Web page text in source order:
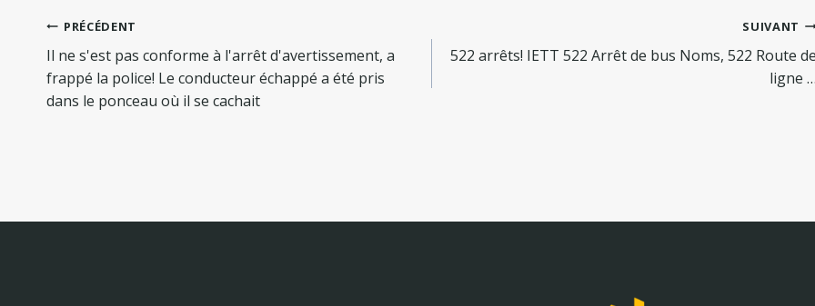
Navigation
de
l’article
PRÉCÉDENT
Il ne s'est pas conforme à l'arrêt d'avertissement, a
frappé la police! Le conducteur échappé a été pris
dans le ponceau où il se cachait
SUIVANT
522 arrêts! IETT 522 Arrêt de bus Noms, 522 Route
ligne